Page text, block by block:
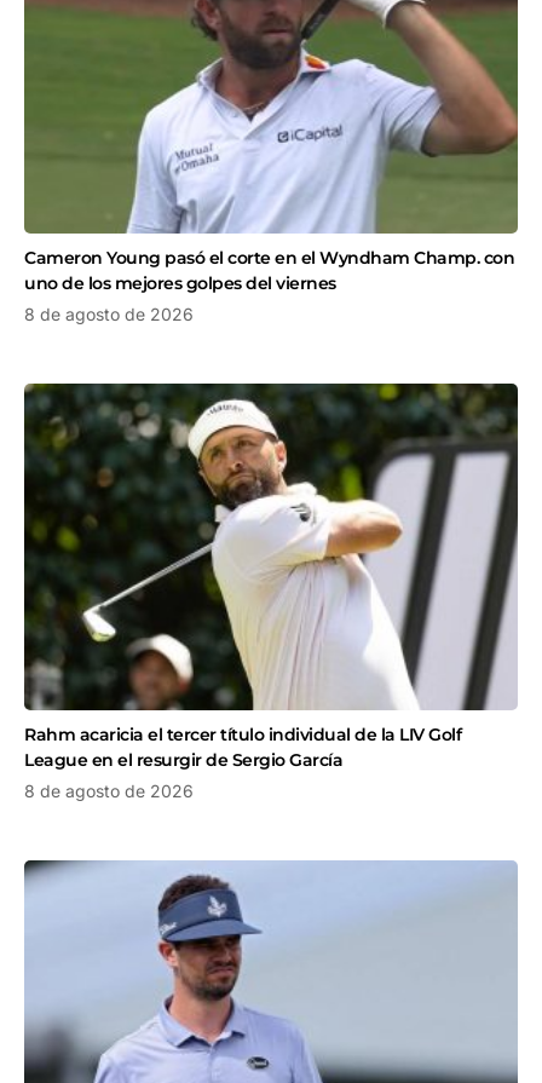
Cameron Young pasó el corte en el Wyndham Champ. con
uno de los mejores golpes del viernes
8 de agosto de 2026
Rahm acaricia el tercer título individual de la LIV Golf
League en el resurgir de Sergio García
8 de agosto de 2026